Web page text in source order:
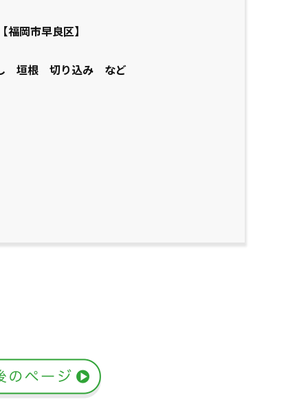
岡市早良区】
垣根 切り込み など